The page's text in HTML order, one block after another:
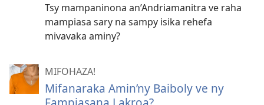
Tsy mampaninona an’Andriamanitra ve raha
mampiasa sary na sampy isika rehefa
mivavaka aminy?
MIFOHAZA!
Mifanaraka Amin’ny Baiboly ve ny